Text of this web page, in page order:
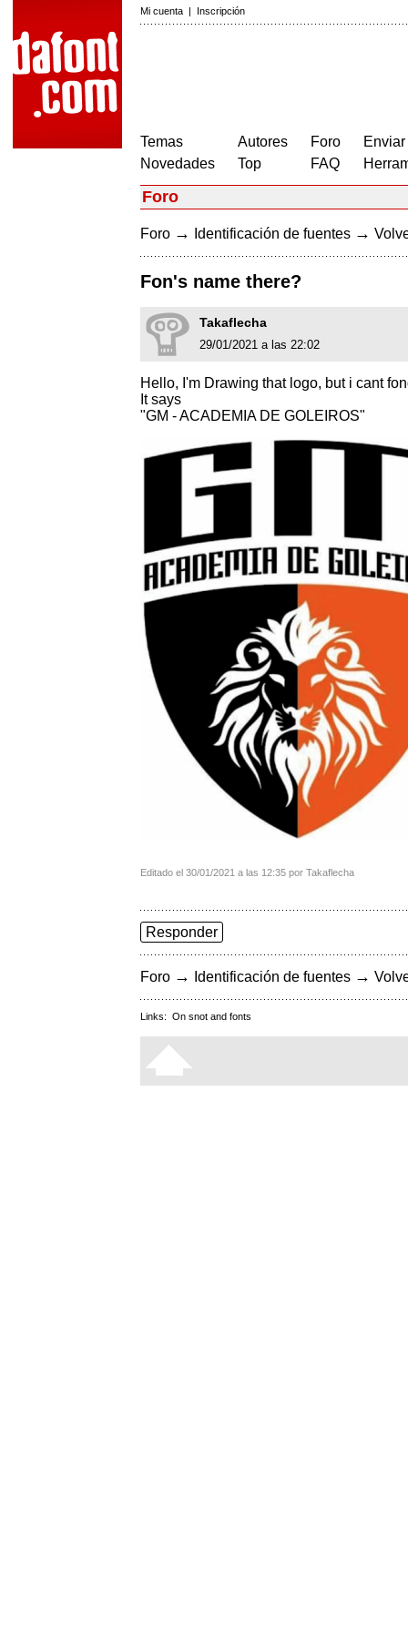
Mi cuenta | Inscripción
Temas
Novedades
Autores
Top
Foro
FAQ
Foro
Foro → Identificación de fuentes →
Fon's name there?
Takaflecha
29/01/2021 a las 22:02
Hello, I'm Drawing that logo, but i cant
It says
"GM - ACADEMIA DE GOLEIROS"
Editado el 30/01/2021 a las 12:35 por Takaflecha
Responder
Foro → Identificación de fuentes →
Links: On snot and fonts